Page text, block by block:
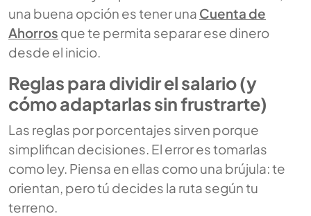
una buena opción es tener una Cuenta de
Ahorros que te permita separar ese dinero
desde el inicio.
Reglas para dividir el salario (y
cómo adaptarlas sin frustrarte)
Las reglas por porcentajes sirven porque
simplifican decisiones. El error es tomarlas
como ley. Piensa en ellas como una brújula: te
orientan, pero tú decides la ruta según tu
terreno.